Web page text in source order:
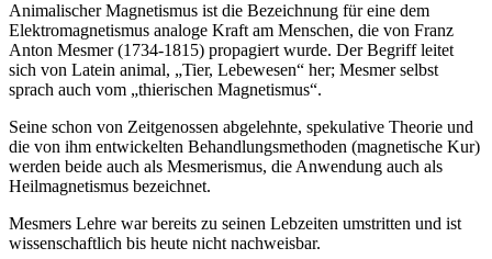
Animalischer Magnetismus ist die Bezeichnung für eine dem
Elektromagnetismus analoge Kraft am Menschen, die von Franz
Anton Mesmer (1734-1815) propagiert wurde. Der Begriff leitet
sich von Latein animal, „Tier, Lebewesen“ her; Mesmer selbst
sprach auch vom „thierischen Magnetismus“.
Seine schon von Zeitgenossen abgelehnte, spekulative Theorie und
die von ihm entwickelten Behandlungsmethoden (magnetische Kur)
werden beide auch als Mesmerismus, die Anwendung auch als
Heilmagnetismus bezeichnet.
Mesmers Lehre war bereits zu seinen Lebzeiten umstritten und ist
wissenschaftlich bis heute nicht nachweisbar.